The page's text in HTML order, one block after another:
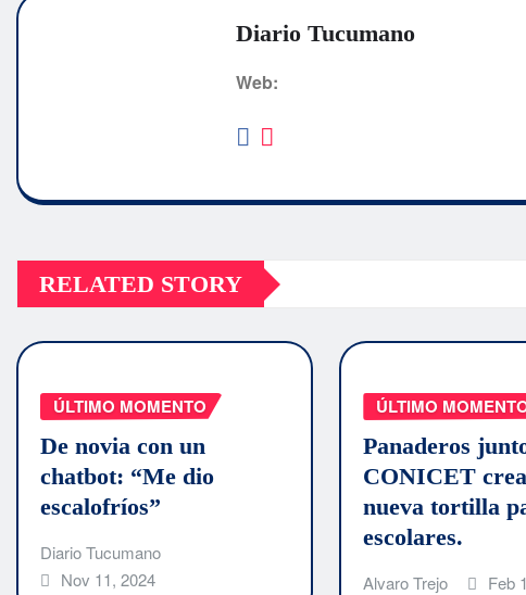
Diario Tucumano
Web:
RELATED STORY
ÚLTIMO MOMENTO
De novia con un
chatbot: “Me dio
escalofríos”
Diario Tucumano
Nov 11, 2024
ÚLTIMO
Panaderos
CONICET
nueva tortilla
escolares.
Alvaro Trejo Feb